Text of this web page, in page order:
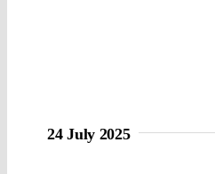
24 July 2025